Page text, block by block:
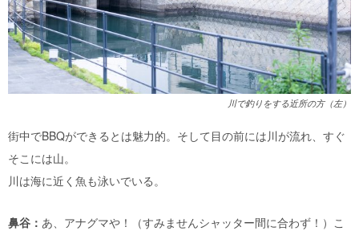
川で釣りをする近所の方（左）
街中でBBQができるとは魅力的。そして目の前には川が流れ、すぐ
そこには山。
川は海に近く魚も泳いでいる。
鼻谷： あ、アナグマや！（すみませんシャッター間に合わず！）こ